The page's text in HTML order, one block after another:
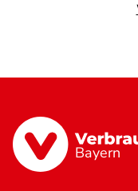
Bayern